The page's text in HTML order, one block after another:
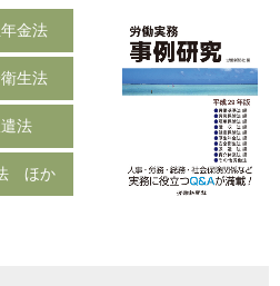
金法
生法
法
ほか